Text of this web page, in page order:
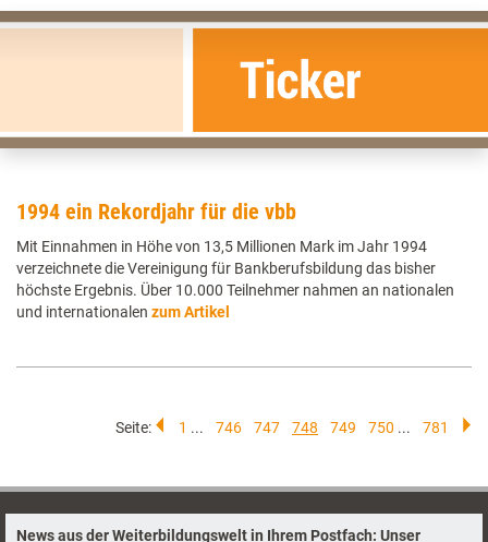
1994 ein Rekordjahr für die vbb
Mit Einnahmen in Höhe von 13,5 Millionen Mark im Jahr 1994
verzeichnete die Vereinigung für Bankberufsbildung das bisher
höchste Ergebnis. Über 10.000 Teilnehmer nahmen an nationalen
und internationalen zum Artikel
Seite: 1 ... 746 747 748 749 750 ... 781
News aus der Weiterbildungswelt in Ihrem Postfach: Unser